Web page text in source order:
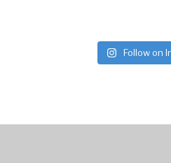
Follow on